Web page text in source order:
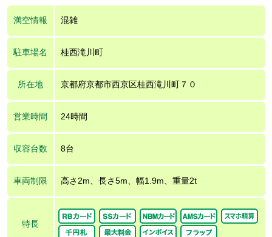
満空情報 混雑
駐車場名 桂西滝川町
所在地 京都府京都市西京区桂西滝川町７０
営業時間 24時間
収容台数 8台
車両制限 高さ2m、長さ5m、幅1.9m、重量2t
特長